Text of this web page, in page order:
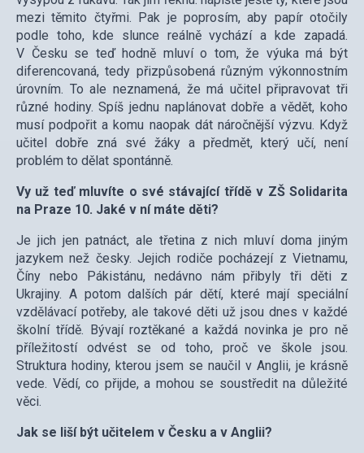
mezi těmito čtyřmi. Pak je poprosím, aby papír otočily
podle toho, kde slunce reálně vychází a kde zapadá.
V Česku se teď hodně mluví o tom, že výuka má být
diferencovaná, tedy přizpůsobená různým výkonnostním
úrovním. To ale neznamená, že má učitel připravovat tři
různé hodiny. Spíš jednu naplánovat dobře a vědět, koho
musí podpořit a komu naopak dát náročnější výzvu. Když
učitel dobře zná své žáky a předmět, který učí, není
problém to dělat spontánně.
Vy už teď mluvíte o své stávající třídě v ZŠ Solidarita
na Praze 10. Jaké v ní máte děti?
Je jich jen patnáct, ale třetina z nich mluví doma jiným
jazykem než česky. Jejich rodiče pocházejí z Vietnamu,
Číny nebo Pákistánu, nedávno nám přibyly tři děti z
Ukrajiny. A potom dalších pár dětí, které mají speciální
vzdělávací potřeby, ale takové děti už jsou dnes v každé
školní třídě. Bývají roztěkané a každá novinka je pro ně
příležitostí odvést se od toho, proč ve škole jsou.
Struktura hodiny, kterou jsem se naučil v Anglii, je krásně
vede. Vědí, co přijde, a mohou se soustředit na důležité
věci.
Jak se liší být učitelem v Česku a v Anglii?